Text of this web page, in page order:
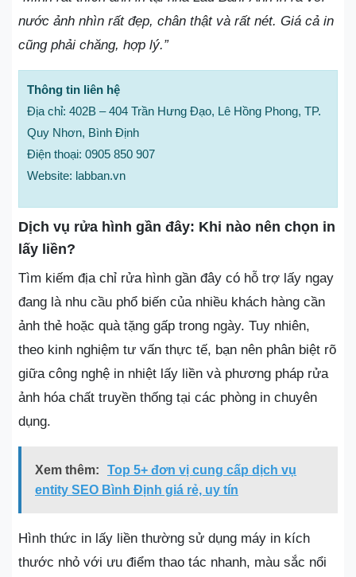
nước ảnh nhìn rất đẹp, chân thật và rất nét. Giá cả in
cũng phải chăng, hợp lý.”
Thông tin liên hệ
Địa chỉ: 402B – 404 Trần Hưng Đạo, Lê Hồng Phong, TP.
Quy Nhơn, Bình Định
Điện thoại: 0905 850 907
Website: labban.vn
Dịch vụ rửa hình gần đây: Khi nào nên chọn in
lấy liền?
Tìm kiếm địa chỉ rửa hình gần đây có hỗ trợ lấy ngay
đang là nhu cầu phổ biến của nhiều khách hàng cần
ảnh thẻ hoặc quà tặng gấp trong ngày. Tuy nhiên,
theo kinh nghiệm tư vấn thực tế, bạn nên phân biệt rõ
giữa công nghệ in nhiệt lấy liền và phương pháp rửa
ảnh hóa chất truyền thống tại các phòng in chuyên
dụng.
Xem thêm:
Top 5+ đơn vị cung cấp dịch vụ
entity SEO Bình Định giá rẻ, uy tín
Hình thức in lấy liền thường sử dụng máy in kích
thước nhỏ với ưu điểm thao tác nhanh, màu sắc nổi